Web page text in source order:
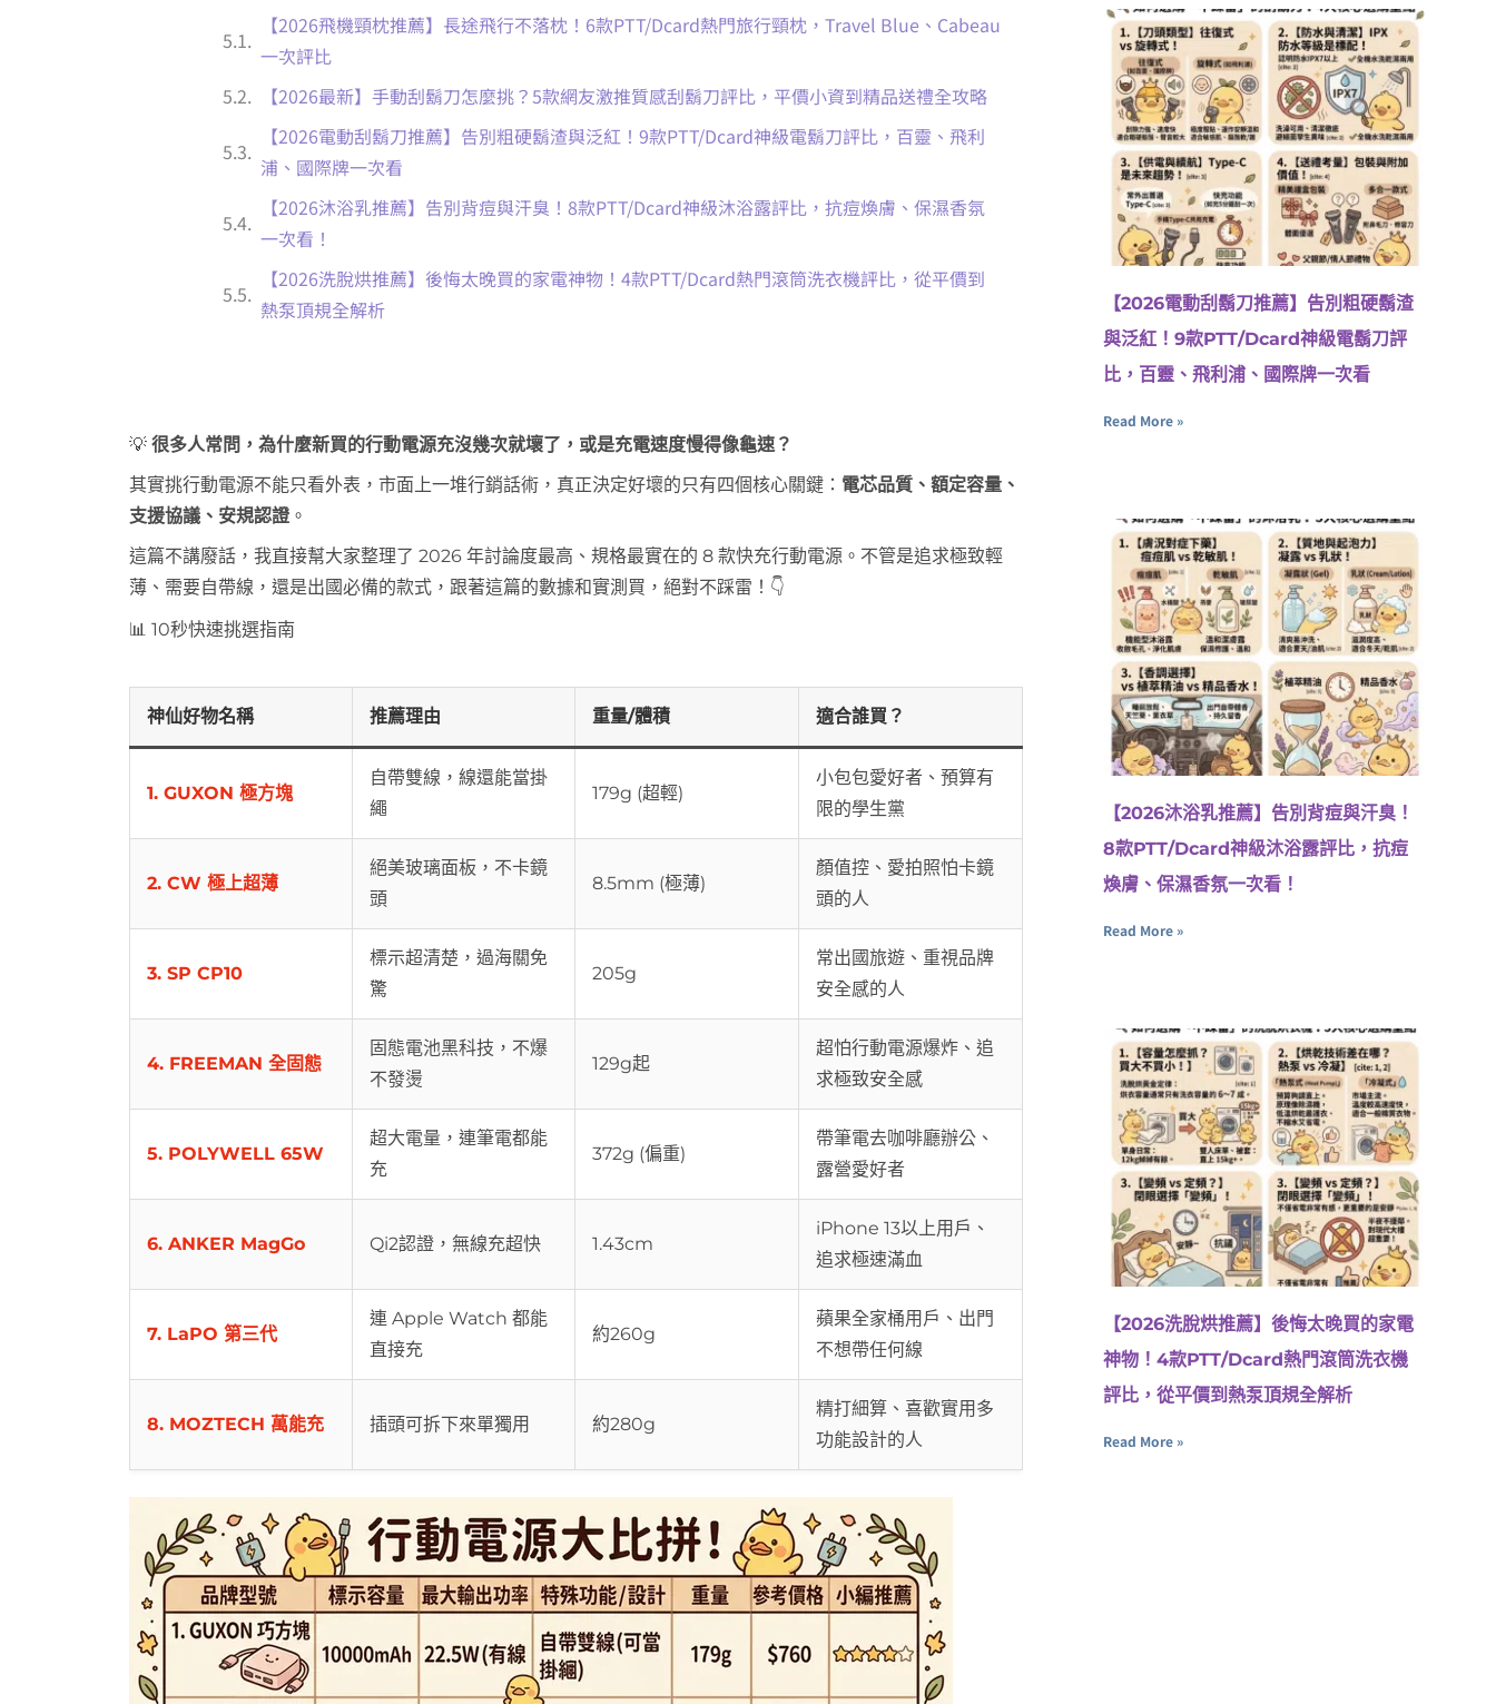
【2026飛機頸枕推薦】長途飛行不落枕！6款PTT/Dcard熱門旅行頸枕，Travel Blue、Cabeau
一次評比
【2026最新】手動刮鬍刀怎麼挑？5款網友激推質感刮鬍刀評比，平價小資到精品送禮全攻略
【2026電動刮鬍刀推薦】告別粗硬鬍渣與泛紅！9款PTT/Dcard神級電鬍刀評比，百靈、飛利
浦、國際牌一次看
【2026沐浴乳推薦】告別背痘與汗臭！8款PTT/Dcard神級沐浴露評比，抗痘煥膚、保濕香氛
一次看！
【2026洗脫烘推薦】後悔太晚買的家電神物！4款PTT/Dcard熱門滾筒洗衣機評比，從平價到
熱泵頂規全解析
💡 很多人常問，為什麼新買的行動電源充沒幾次就壞了，或是充電速度慢得像龜速？
其實挑行動電源不能只看外表，市面上一堆行銷話術，真正決定好壞的只有四個核心關鍵： 電芯品質、額定容量、
支援協議、安規認證。
這篇不講廢話，我直接幫大家整理了 2026 年討論度最高、規格最實在的 8 款快充行動電源。不管是追求極致輕
薄、需要自帶線，還是出國必備的款式，跟著這篇的數據和實測買，絕對不踩雷！👇
📊 10秒快速挑選指南
神仙好物名稱 推薦理由 重量/體積 適合誰買？
1. GUXON 極方塊
自帶雙線，線還能當掛
繩
179g (超輕)
小包包愛好者、預算有
限的學生黨
2. CW 極上超薄
絕美玻璃面板，不卡鏡
頭
8.5mm (極薄)
顏值控、愛拍照怕卡鏡
頭的人
3. SP CP10
標示超清楚，過海關免
驚
205g
常出國旅遊、重視品牌
安全感的人
4. FREEMAN 全固態
固態電池黑科技，不爆
不發燙
129g起
超怕行動電源爆炸、追
求極致安全感
5. POLYWELL 65W
超大電量，連筆電都能
充
372g (偏重)
帶筆電去咖啡廳辦公、
露營愛好者
6. ANKER MagGo Qi2認證，無線充超快 1.43cm
iPhone 13以上用戶、
追求極速滿血
7. LaPO 第三代
連 Apple Watch 都能
直接充
約260g
蘋果全家桶用戶、出門
不想帶任何線
8. MOZTECH 萬能充 插頭可拆下來單獨用 約280g
精打細算、喜歡實用多
功能設計的人
【2026電動刮鬍刀推薦】告別粗硬鬍渣
與泛紅！9款PTT/Dcard神級電鬍刀評
比，百靈、飛利浦、國際牌一次看
Read More »
【2026沐浴乳推薦】告別背痘與汗臭！
8款PTT/Dcard神級沐浴露評比，抗痘
煥膚、保濕香氛一次看！
Read More »
【2026洗脫烘推薦】後悔太晚買的家電
神物！4款PTT/Dcard熱門滾筒洗衣機
評比，從平價到熱泵頂規全解析
Read More »